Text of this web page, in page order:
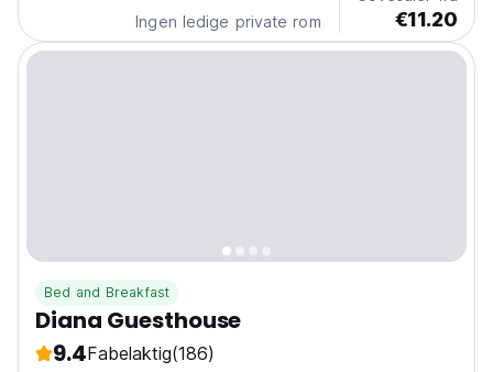
Ingen ledige private rom €11.20
Bed and Breakfast
Diana Guesthouse
9.4Fabelaktig(186)